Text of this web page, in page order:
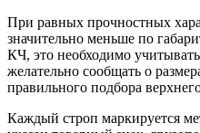
При равных прочностных
значительно меньше по
КЧ, это необходимо
желательно сообщать о
правильного подбора
Каждый строп маркируется